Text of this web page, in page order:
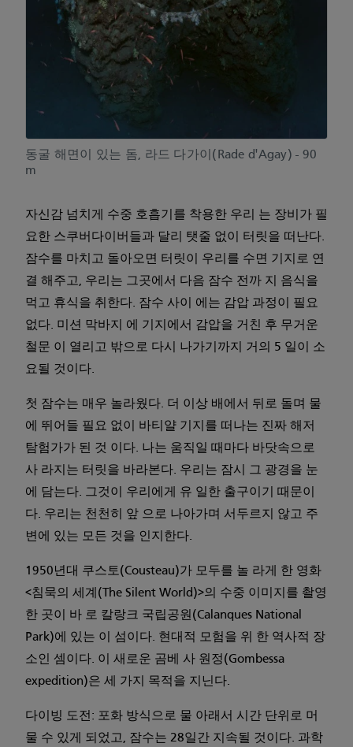
동굴 해면이 있는 돔, 라드 다가이(Rade d'Agay) - 90
m
자신감 넘치게 수중 호흡기를 착용한 우리 는 장비가 필
요한 스쿠버다이버들과 달리 탯줄 없이 터릿을 떠난다.
잠수를 마치고 돌아오면 터릿이 우리를 수면 기지로 연
결 해주고, 우리는 그곳에서 다음 잠수 전까 지 음식을
먹고 휴식을 취한다. 잠수 사이 에는 감압 과정이 필요
없다. 미션 막바지 에 기지에서 감압을 거친 후 무거운
철문 이 열리고 밖으로 다시 나가기까지 거의 5 일이 소
요될 것이다.
첫 잠수는 매우 놀라웠다. 더 이상 배에서 뒤로 돌며 물
에 뛰어들 필요 없이 바티얄 기지를 떠나는 진짜 해저
탐험가가 된 것 이다. 나는 움직일 때마다 바닷속으로
사 라지는 터릿을 바라본다. 우리는 잠시 그 광경을 눈
에 담는다. 그것이 우리에게 유 일한 출구이기 때문이
다. 우리는 천천히 앞 으로 나아가며 서두르지 않고 주
변에 있는 모든 것을 인지한다.
1950년대 쿠스토(Cousteau)가 모두를 놀 라게 한 영화
<침묵의 세계(The Silent World)>의 수중 이미지를 촬영
한 곳이 바 로 칼랑크 국립공원(Calanques National
Park)에 있는 이 섬이다. 현대적 모험을 위 한 역사적 장
소인 셈이다. 이 새로운 곰베 사 원정(Gombessa
expedition)은 세 가지 목적을 지닌다.
다이빙 도전: 포화 방식으로 물 아래서 시간 단위로 머
물 수 있게 되었고, 잠수는 28일간 지속될 것이다. 과학